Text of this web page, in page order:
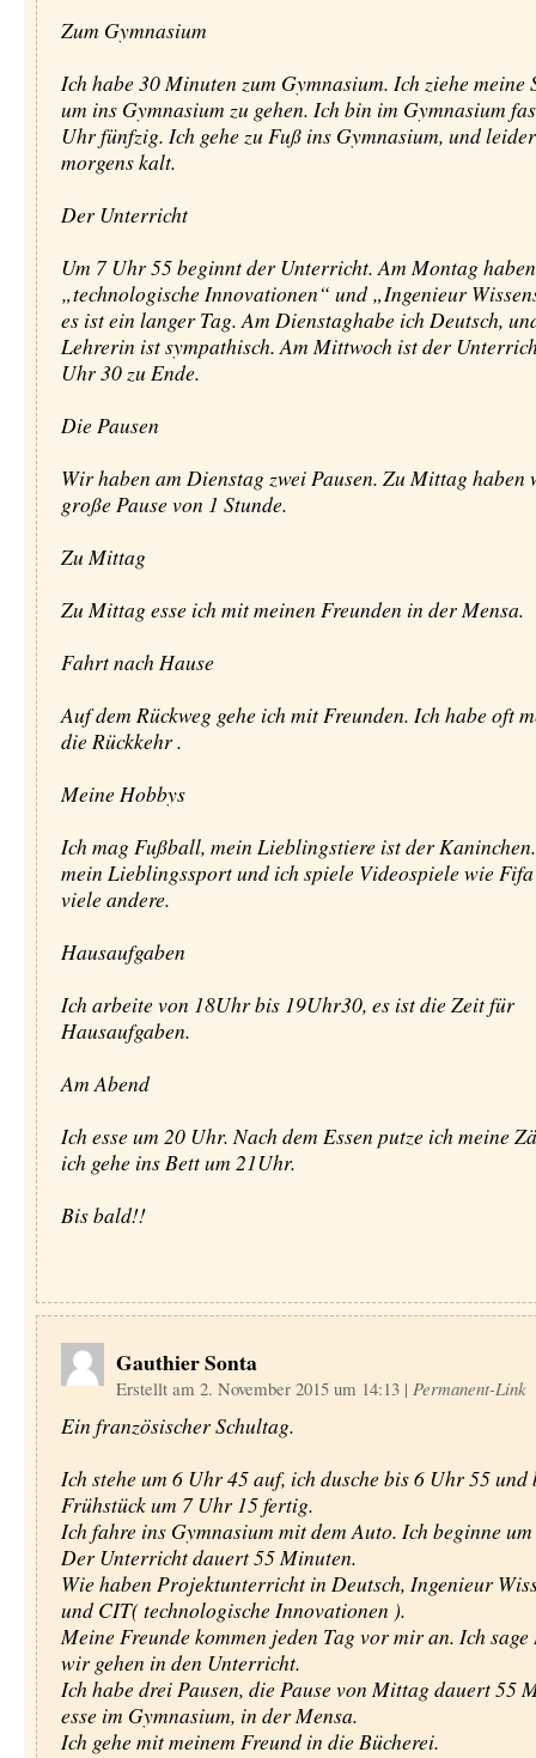
Zum Gymnasium
Ich habe 30 Minuten zum Gymnasium. Ich ziehe meine
um ins Gymnasium zu gehen. Ich bin im Gymnasium
Uhr fünfzig. Ich gehe zu Fuß ins Gymnasium, und
morgens kalt.
Der Unterricht
Um 7 Uhr 55 beginnt der Unterricht. Am Montag
„technologische Innovationen“ und „Ingenieur
es ist ein langer Tag. Am Dienstaghabe ich Deutsch,
Lehrerin ist sympathisch. Am Mittwoch ist der
Uhr 30 zu Ende.
Die Pausen
Wir haben am Dienstag zwei Pausen. Zu Mittag haben
große Pause von 1 Stunde.
Zu Mittag
Zu Mittag esse ich mit meinen Freunden in der Mensa.
Fahrt nach Hause
Auf dem Rückweg gehe ich mit Freunden. Ich habe oft
die Rückkehr .
Meine Hobbys
Ich mag Fußball, mein Lieblingstiere ist der
mein Lieblingssport und ich spiele Videospiele wie
viele andere.
Hausaufgaben
Ich arbeite von 18Uhr bis 19Uhr30, es ist die Zeit für
Hausaufgaben.
Am Abend
Ich esse um 20 Uhr. Nach dem Essen putze ich meine
ich gehe ins Bett um 21Uhr.
Bis bald!!
Gauthier Sonta
Erstellt am 2. November 2015 um 14:13 | Permanent-Link
Ein französischer Schultag.
Ich stehe um 6 Uhr 45 auf, ich dusche bis 6 Uhr 55 und
Frühstück um 7 Uhr 15 fertig.
Ich fahre ins Gymnasium mit dem Auto. Ich beginne
Der Unterricht dauert 55 Minuten.
Wie haben Projektunterricht in Deutsch, Ingenieur
und CIT( technologische Innovationen ).
Meine Freunde kommen jeden Tag vor mir an. Ich
wir gehen in den Unterricht.
Ich habe drei Pausen, die Pause von Mittag dauert 55
esse im Gymnasium, in der Mensa.
Ich gehe mit meinem Freund in die Bücherei.